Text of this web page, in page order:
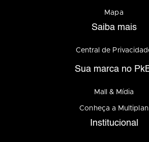
Mapa
Saiba mais
Central de
Sua marca no
Mall & Mídia
Conheça a Multiplan
Institucional